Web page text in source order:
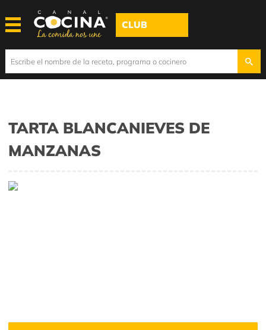
CLUB
TARTA BLANCANIEVES DE
MANZANAS